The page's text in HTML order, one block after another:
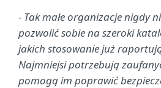
- Tak małe organizacje nigdy
pozwolić sobie na szeroki
jakich stosowanie już
Najmniejsi potrzebują
pomogą im poprawić